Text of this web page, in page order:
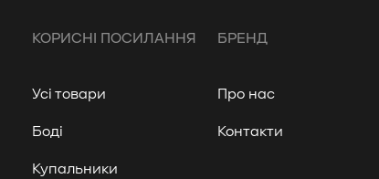
КОРИСНІ ПОСИЛАННЯ
Усі товари
Боді
Купальники
БРЕНД
Про нас
Контакти